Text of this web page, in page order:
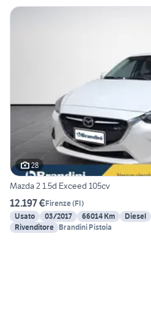
28
Mazda 2 1.5d Exceed 105cv
12.197 €Firenze(FI)
Usato
03/2017 66014 Km Diesel
Rivenditore Brandini Pistoia